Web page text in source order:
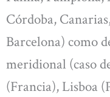
Córdoba,
Barcelona) como
meridional (caso
(Francia), Lisboa